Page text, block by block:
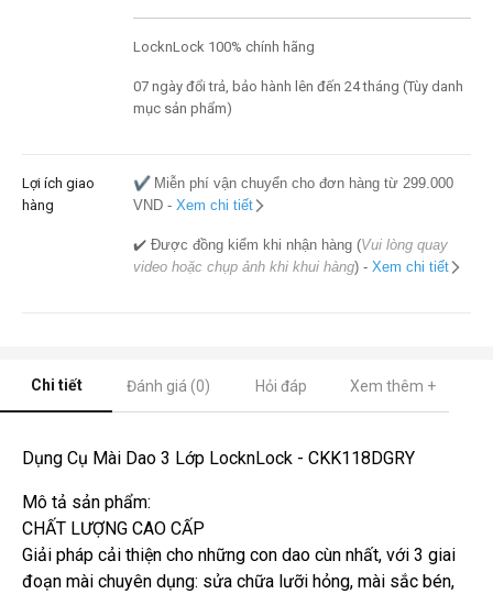
LocknLock 100% chính hãng
07 ngày đổi trả, bảo hành lên đến 24 tháng (Tùy danh
mục sản phẩm)
Lợi ích giao
hàng
✔️ Miễn phí vận chuyển cho đơn hàng từ 299.000
VND - Xem chi tiết
✔️ Được đồng kiểm khi nhận hàng (Vui lòng quay
video hoặc chụp ảnh khi khui hàng) - Xem chi tiết
Chi tiết Đánh giá (0) Hỏi đáp Xem thêm +
Dụng Cụ Mài Dao 3 Lớp LocknLock - CKK118DGRY
Mô tả sản phẩm:
CHẤT LƯỢNG CAO CẤP
Giải pháp cải thiện cho những con dao cùn nhất, với 3 giai
đoạn mài chuyên dụng: sửa chữa lưỡi hỏng, mài sắc bén,